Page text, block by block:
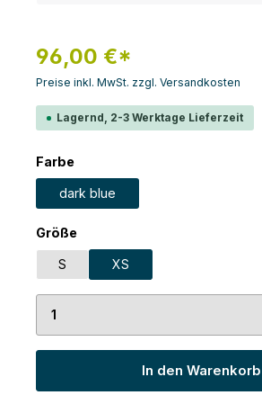
96,00 €*
Preise inkl. MwSt. zzgl. Versandkosten
Lagernd, 2-3 Werktage Lieferzeit
Farbeauswählen
dark blue
Größeauswählen
S XS
Produkt Anzahl: Gib den
In den Warenkorb